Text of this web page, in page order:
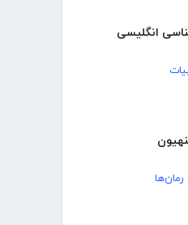
انگلیسی
رمان‌ها